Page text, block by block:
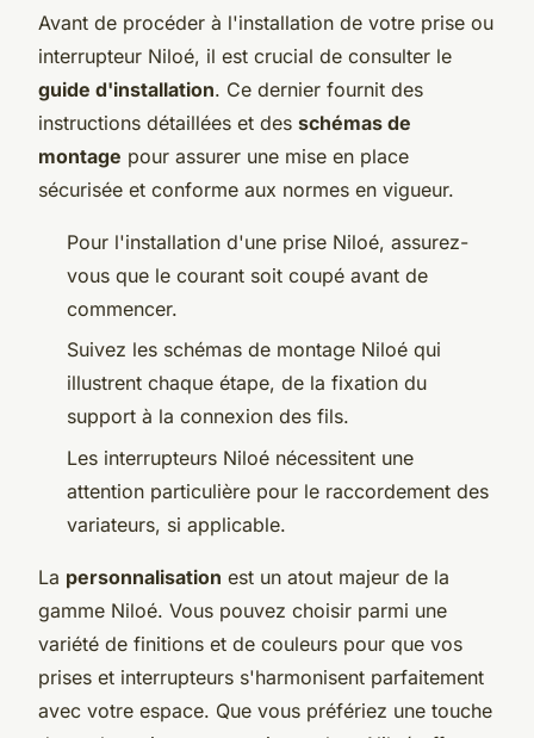
Avant de procéder à l'installation de votre prise ou
interrupteur Niloé, il est crucial de consulter le
guide d'installation. Ce dernier fournit des
instructions détaillées et des schémas de
montage pour assurer une mise en place
sécurisée et conforme aux normes en vigueur.
Pour l'installation d'une prise Niloé, assurez-
vous que le courant soit coupé avant de
commencer.
Suivez les schémas de montage Niloé qui
illustrent chaque étape, de la fixation du
support à la connexion des fils.
Les interrupteurs Niloé nécessitent une
attention particulière pour le raccordement des
variateurs, si applicable.
La personnalisation est un atout majeur de la
gamme Niloé. Vous pouvez choisir parmi une
variété de finitions et de couleurs pour que vos
prises et interrupteurs s'harmonisent parfaitement
avec votre espace. Que vous préfériez une touche